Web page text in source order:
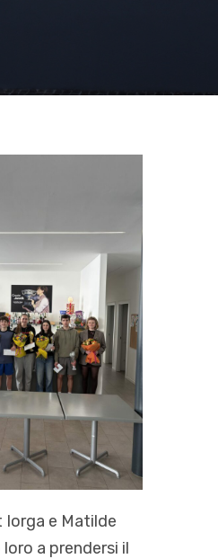
Iorga e Matilde
a prendersi il